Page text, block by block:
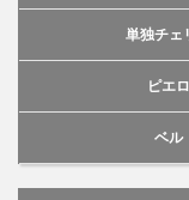
単独チェ
ピエロ
ベル